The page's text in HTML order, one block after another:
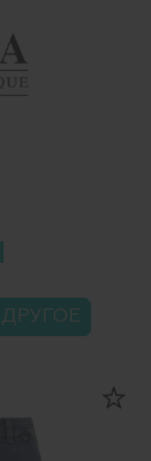
ДРУГОЕ